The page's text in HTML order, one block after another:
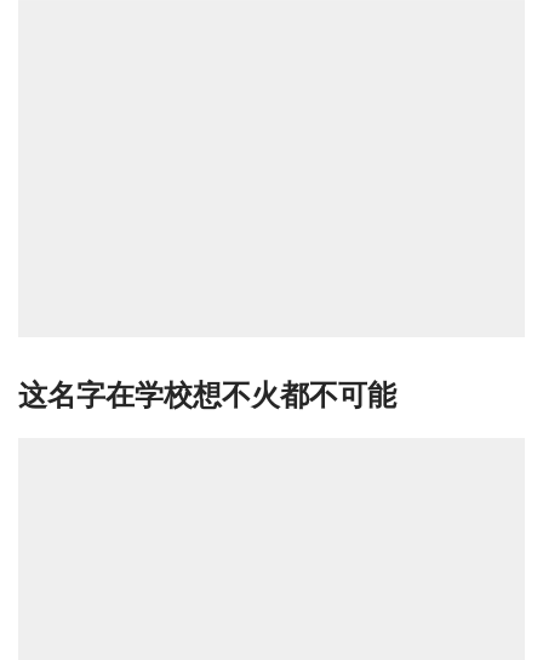
这名字在学校想不火都不可能